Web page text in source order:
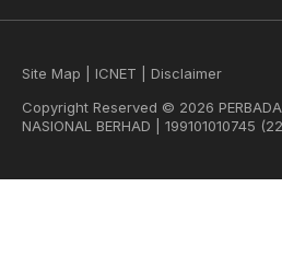
Site Map ICNET
Disclaimer
Copyright Reserved © 2026
NASIONAL BERHAD | 199101010745